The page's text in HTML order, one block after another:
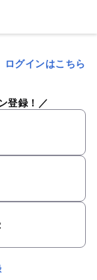
ログインはこちら
登録！